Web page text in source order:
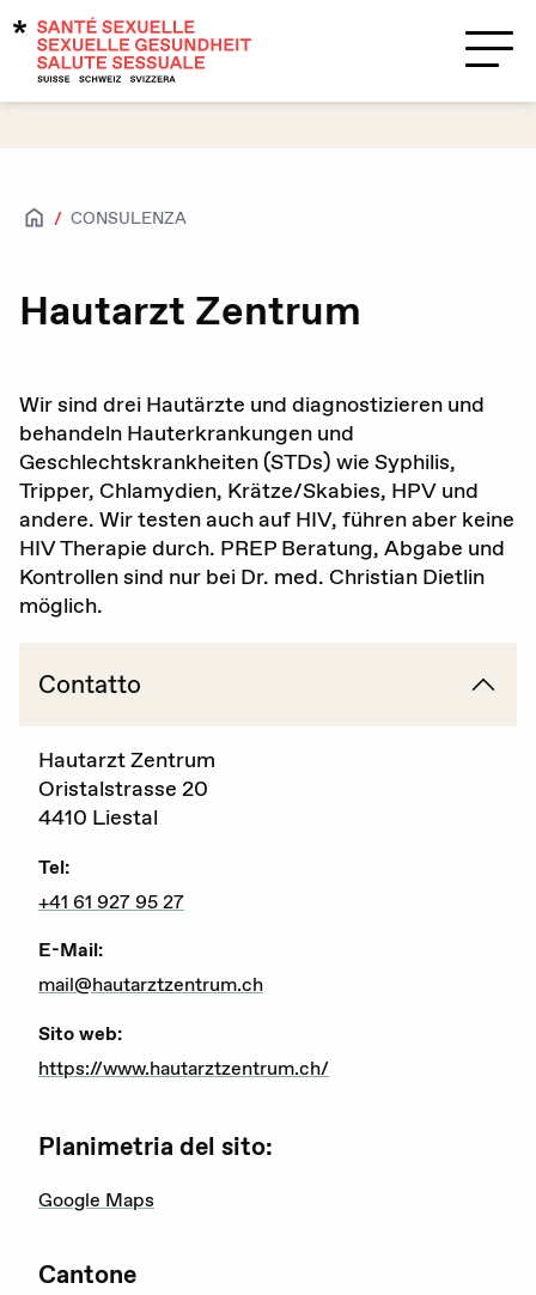
Accesso per tutte e tutti
Caratteristiche biologiche sessuali e
identità di genere
HIV / IST
Contraccezione
Gravidanza (voluta / non voluta)
Violenza sessuale
Politica
Formazione
Standards di qualità
Newsletter
Agenda
Portale offerte d’impiego
Area stampa
CONSULENZA
Hautarzt Zentrum
Wir sind drei Hautärzte und diagnostizieren und
behandeln Hauterkrankungen und
Geschlechtskrankheiten (STDs) wie Syphilis,
Tripper, Chlamydien, Krätze/Skabies, HPV und
andere. Wir testen auch auf HIV, führen aber keine
HIV Therapie durch. PREP Beratung, Abgabe und
Kontrollen sind nur bei Dr. med. Christian Dietlin
möglich.
Contatto
Hautarzt Zentrum
Oristalstrasse 20
4410 Liestal
Tel:
+41 61 927 95 27
E-Mail:
mail@hautarztzentrum.ch
Sito web:
https://www.hautarztzentrum.ch/
Planimetria del sito:
Google Maps
Cantone